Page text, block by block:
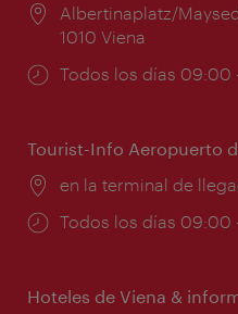
Lugar:
Albertinaplatz/
1010 Viena
Horarios
Todos los días 09:00
Tourist-Info Aeropuerto
Lugar:
en la terminal de
Horarios
Todos los días 09:00
Hoteles de Viena &